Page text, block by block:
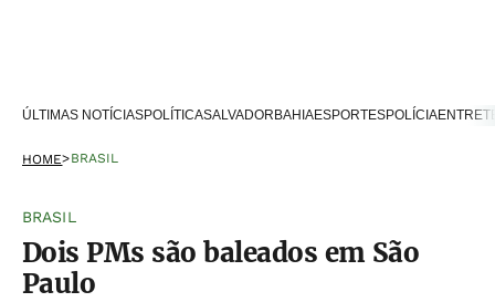
ÚLTIMAS NOTÍCIASPOLÍTICASALVADOR BAHIAESPORTESPOLÍCIA
HOME>BRASIL
BRASIL
Dois PMs são baleados em São
Paulo